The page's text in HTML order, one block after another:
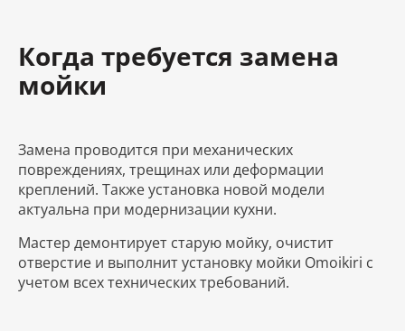
Когда требуется замена
мойки
Замена проводится при механических
повреждениях, трещинах или деформации
креплений. Также установка новой модели
актуальна при модернизации кухни.
Мастер демонтирует старую мойку, очистит
отверстие и выполнит установку мойки Omoikiri с
учетом всех технических требований.